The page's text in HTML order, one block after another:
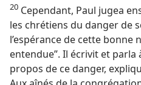
20 Cependant, Paul jugea
les chrétiens du danger de
l’espérance de cette bonne
entendue”. Il écrivit et parla
propos de ce danger,